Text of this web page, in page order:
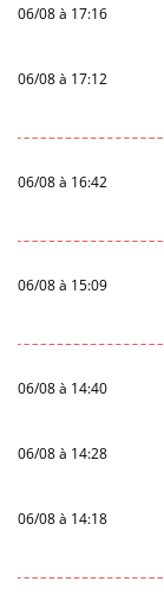
06/08 à 17:16
06/08 à 17:12
06/08 à 16:42
06/08 à 15:09
06/08 à 14:40
06/08 à 14:28
06/08 à 14:18